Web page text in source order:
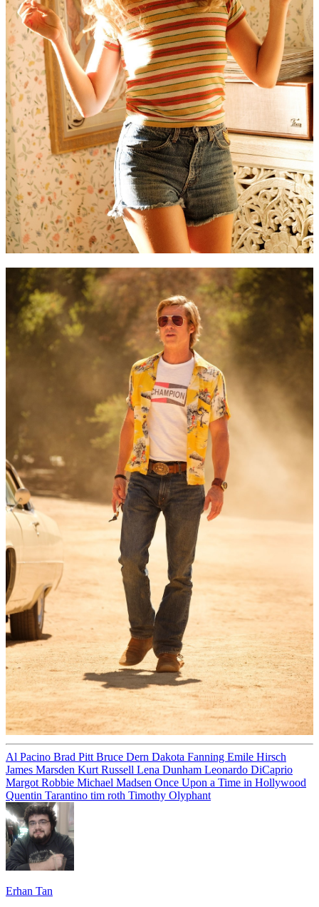
Al Pacino Brad Pitt Bruce Dern Dakota Fanning Emile Hirsch
James Marsden Kurt Russell Lena Dunham Leonardo DiCaprio
Margot Robbie Michael Madsen Once Upon a Time in Hollywood
Quentin Tarantino tim roth Timothy Olyphant
Erhan Tan